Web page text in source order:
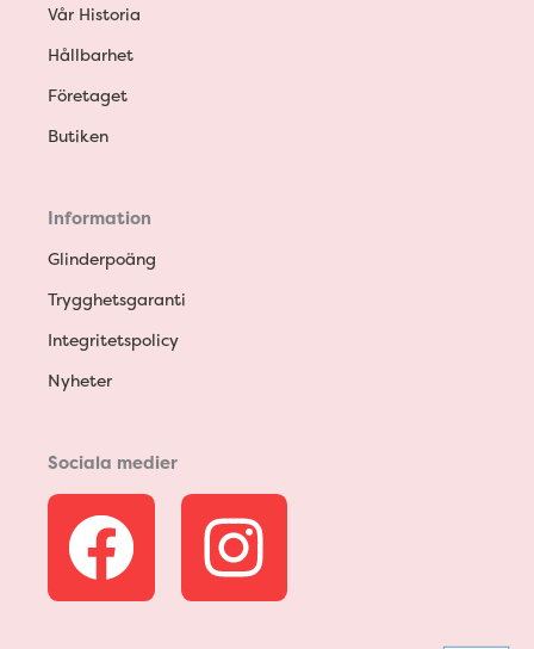
Vår Historia
Hållbarhet
Företaget
Butiken
Information
Glinderpoäng
Trygghetsgaranti
Integritetspolicy
Nyheter
Sociala medier
F
a
I
n